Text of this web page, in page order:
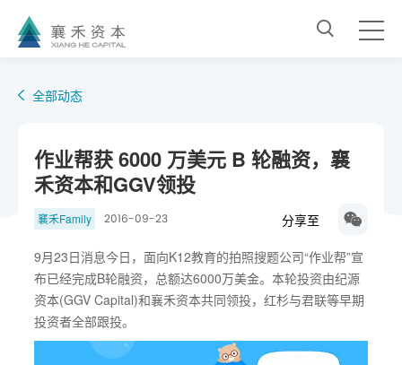
全部动态
作业帮获 6000 万美元 B 轮融资，襄
禾资本和GGV领投
襄禾Family 2016-09-23 分享至
9月23日消息今日，面向K12教育的拍照搜题公司“作业帮”宣
布已经完成B轮融资，总额达6000万美金。本轮投资由纪源
资本(GGV Capital)和襄禾资本共同领投，红杉与君联等早期
投资者全部跟投。